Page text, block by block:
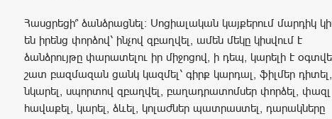
Հասցրեցի՞ ձանձրացնել։ Սոցիալական կայքերում մարդիկ
են իրենց փորձով՝ ինչով զբաղվել, ամեն մեկը կիսվում է
ձանձրույթը փարատելու իր միջոցով, ի դեպ, կարելի է
շատ բազմազան ցանկ կազմել՝ գիրք կարդալ, ֆիլմեր դիտել,
նկարել, սպորտով զբաղվել, բաղադրատոմսեր փորձել, փազլ
հավաքել, կարել, ձևել, կոլաժներ պատրաստել, դարակները